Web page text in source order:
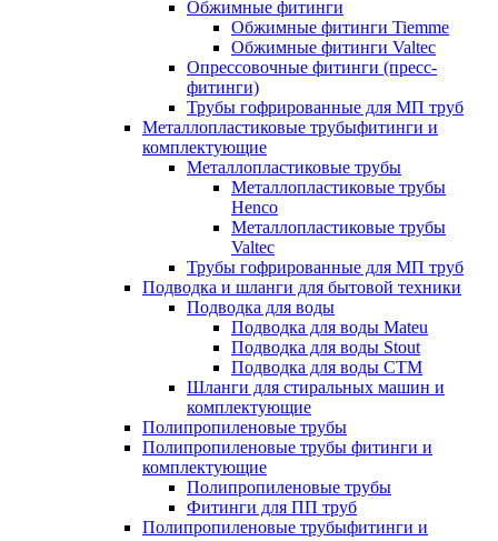
Обжимные фитинги
Обжимные фитинги Tiemme
Обжимные фитинги Valtec
Опрессовочные фитинги (пресс-
фитинги)
Трубы гофрированные для МП труб
Металлопластиковые трубыфитинги и
комплектующие
Металлопластиковые трубы
Металлопластиковые трубы
Henco
Металлопластиковые трубы
Valtec
Трубы гофрированные для МП труб
Подводка и шланги для бытовой техники
Подводка для воды
Подводка для воды Mateu
Подводка для воды Stout
Подводка для воды СТМ
Шланги для стиральных машин и
комплектующие
Полипропиленовые трубы
Полипропиленовые трубы фитинги и
комплектующие
Полипропиленовые трубы
Фитинги для ПП труб
Полипропиленовые трубыфитинги и